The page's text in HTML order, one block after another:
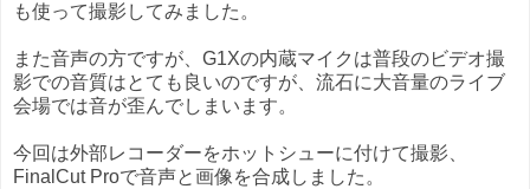
も使って撮影してみました。
また音声の方ですが、G1Xの内蔵マイクは普段のビデオ撮
影での音質はとても良いのですが、流石に大音量のライブ
会場では音が歪んでしまいます。
今回は外部レコーダーをホットシューに付けて撮影、
FinalCut Proで音声と画像を合成しました。